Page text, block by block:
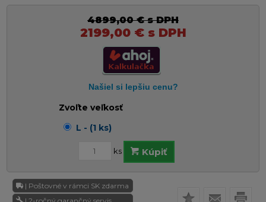
4899,00 €s DPH
2199,00 €s DPH
Zvoľte veľkosť
L - (1 ks)
ks Kúpiť
| Poštovné v rámci SK zdarma